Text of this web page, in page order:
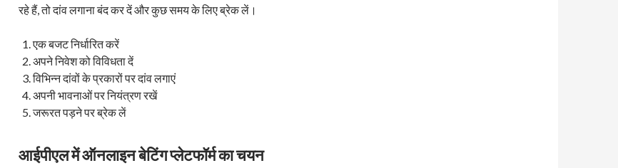
रहे हैं, तो दांव लगाना बंद कर दें और कुछ समय के लिए ब्रेक लें।
एक बजट निर्धारित करें
अपने निवेश को विविधता दें
विभिन्न दांवों के प्रकारों पर दांव लगाएं
अपनी भावनाओं पर नियंत्रण रखें
जरूरत पड़ने पर ब्रेक लें
आईपीएल में ऑनलाइन बेटिंग प्लेटफॉर्म का चयन